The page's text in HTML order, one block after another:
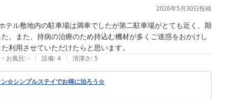
ら当館では防犯上等の理由により客室へのご入室は15時か
たします。
満足いただくことができず大変申し訳なく存じます。
ございました。
2026年5月30日投稿
ル敷地内の駐車場は満車でしたが第二駐車場がとても近く、期
。また、持病の治療のため持込む機材が多くご迷惑をおかけし
利用させていただけたらと思います。
お風呂: - | 設備: 4 | 清潔さ: 5
ン☆シンプルステイでお得に泊ろう☆